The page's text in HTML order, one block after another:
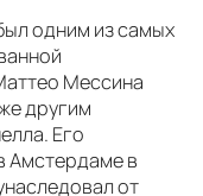
одним из самых
Мессина
другим
Его
Амстердаме в
от